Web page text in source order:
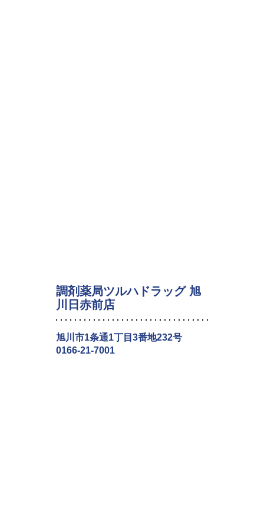
調剤薬局ツルハドラッグ 旭
川日赤前店
旭川市1条通1丁目3番地232号
0166-21-7001